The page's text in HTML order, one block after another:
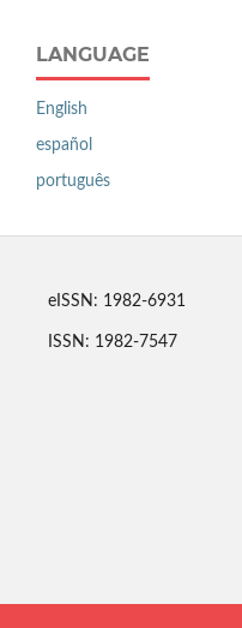
LANGUAGE
English
español
português
eISSN: 1982-6931
ISSN: 1982-7547